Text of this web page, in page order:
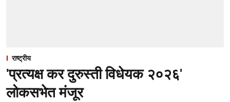
राष्ट्रीय
'प्रत्यक्ष कर दुरुस्ती विधेयक २०२६'
लोकसभेत मंजूर